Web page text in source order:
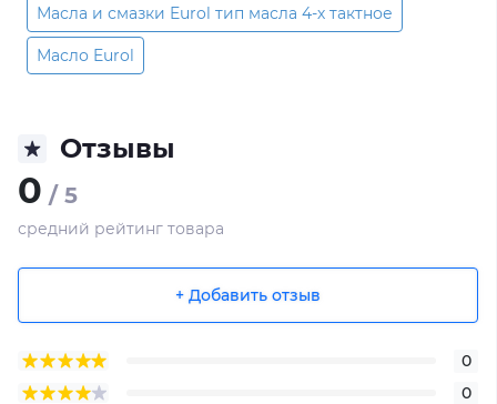
Масла и смазки Eurol тип масла 4-х тактное
Масло Eurol
Отзывы
0 / 5
средний рейтинг товара
+ Добавить отзыв
0
0